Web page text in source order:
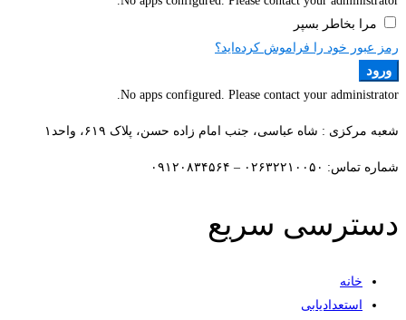
مرا بخاطر بسپر
رمز عبور خود را فراموش کرده‌اید؟
ورود
No apps configured. Please contact your administrator.
شعبه مرکزی : شاه عباسی، جنب امام زاده حسن، پلاک ۶۱۹، واحد۱​
شماره تماس: ۰۲۶۳۲۲۱۰۰۵۰ – ۰۹۱۲۰۸۳۴۵۶۴
دسترسی سریع
خانه
استعدادیابی